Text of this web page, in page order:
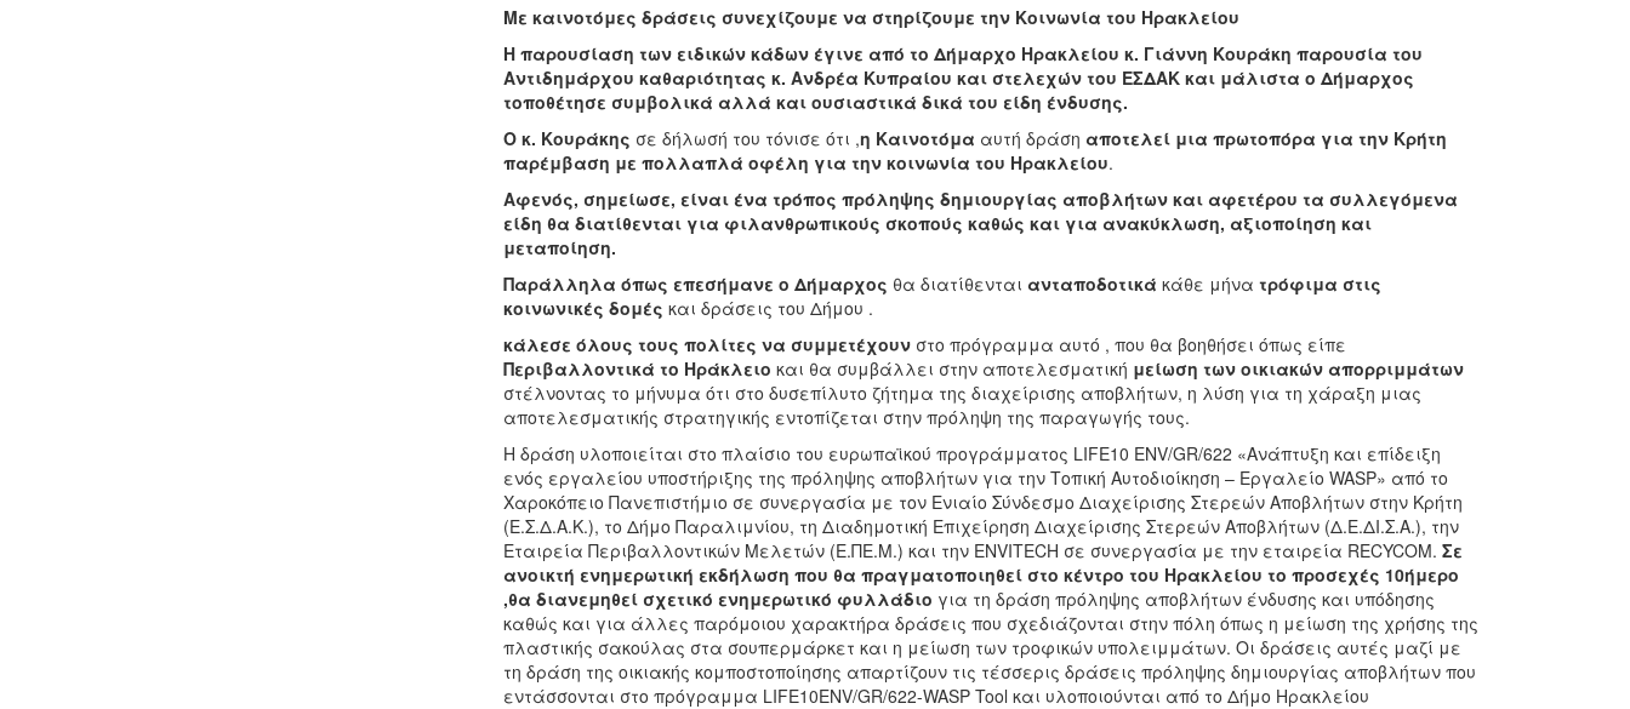
Με καινοτόμες δράσεις συνεχίζουμε να στηρίζουμε την Κοινωνία του Ηρακλείου
Η παρουσίαση των ειδικών κάδων έγινε από το Δήμαρχο Ηρακλείου κ. Γιάννη Κουράκη παρουσία του
Αντιδημάρχου καθαριότητας κ. Ανδρέα Κυπραίου και στελεχών του ΕΣΔΑΚ και μάλιστα ο Δήμαρχος
τοποθέτησε συμβολικά αλλά και ουσιαστικά δικά του είδη ένδυσης.
Ο κ. Κουράκης σε δήλωσή του τόνισε ότι ,η Καινοτόμα αυτή δράση αποτελεί μια πρωτοπόρα για την Κρήτη
παρέμβαση με πολλαπλά οφέλη για την κοινωνία του Ηρακλείου.
Αφενός, σημείωσε, είναι ένα τρόπος πρόληψης δημιουργίας αποβλήτων και αφετέρου τα συλλεγόμενα
είδη θα διατίθενται για φιλανθρωπικούς σκοπούς καθώς και για ανακύκλωση, αξιοποίηση και
μεταποίηση.
Παράλληλα όπως επεσήμανε ο Δήμαρχος θα διατίθενται ανταποδοτικά κάθε μήνα τρόφιμα στις
κοινωνικές δομές και δράσεις του Δήμου .
κάλεσε όλους τους πολίτες να συμμετέχουνστο πρόγραμμα αυτό , που θα βοηθήσει όπως είπε
Περιβαλλοντικά το Ηράκλειο και θα συμβάλλει στην αποτελεσματική μείωση των οικιακών απορριμμάτων
στέλνοντας το μήνυμα ότι στο δυσεπίλυτο ζήτημα της διαχείρισης αποβλήτων, η λύση για τη χάραξη μιας
αποτελεσματικής στρατηγικής εντοπίζεται στην πρόληψη της παραγωγής τους.
Η δράση υλοποιείται στο πλαίσιο του ευρωπαϊκού προγράμματος LIFE10 ENV/GR/622 «Ανάπτυξη και επίδειξη
ενός εργαλείου υποστήριξης της πρόληψης αποβλήτων για την Τοπική Αυτοδιοίκηση – Εργαλείο WASP» από το
Χαροκόπειο Πανεπιστήμιο σε συνεργασία με τον Ενιαίο Σύνδεσμο Διαχείρισης Στερεών Αποβλήτων στην Κρήτη
(Ε.Σ.Δ.Α.Κ.), το Δήμο Παραλιμνίου, τη Διαδημοτική Επιχείρηση Διαχείρισης Στερεών Αποβλήτων (Δ.Ε.ΔΙ.Σ.Α.), την
Εταιρεία Περιβαλλοντικών Μελετών (Ε.ΠΕ.Μ.) και την ENVITECH σε συνεργασία με την εταιρεία RECYCOM. Σε
ανοικτή ενημερωτική εκδήλωση που θα πραγματοποιηθεί στο κέντρο του Ηρακλείου το προσεχές 10ήμερο
,θα διανεμηθεί σχετικό ενημερωτικό φυλλάδιο για τη δράση πρόληψης αποβλήτων ένδυσης και υπόδησης
καθώς και για άλλες παρόμοιου χαρακτήρα δράσεις που σχεδιάζονται στην πόλη όπως η μείωση της χρήσης της
πλαστικής σακούλας στα σουπερμάρκετ και η μείωση των τροφικών υπολειμμάτων. Οι δράσεις αυτές μαζί με
τη δράση της οικιακής κομποστοποίησης απαρτίζουν τις τέσσερις δράσεις πρόληψης δημιουργίας αποβλήτων που
εντάσσονται στο πρόγραμμα LIFE10ENV/GR/622-WASP Tool και υλοποιούνται από το Δήμο Ηρακλείου